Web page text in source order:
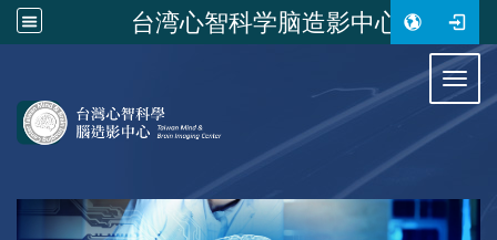
台湾心智科学脑造影中心